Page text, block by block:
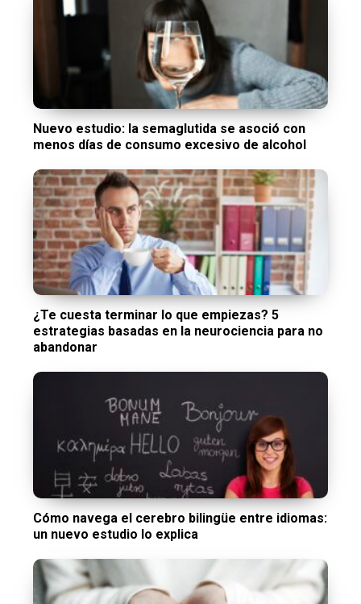
Nuevo estudio: la semaglutida se asoció con
menos días de consumo excesivo de alcohol
¿Te cuesta terminar lo que empiezas? 5
estrategias basadas en la neurociencia para no
abandonar
Cómo navega el cerebro bilingüe entre idiomas:
un nuevo estudio lo explica